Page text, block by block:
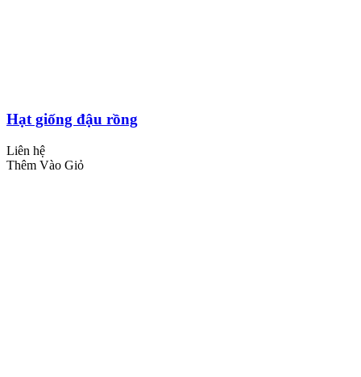
Hạt giống đậu rồng
Liên hệ
Thêm Vào Giỏ